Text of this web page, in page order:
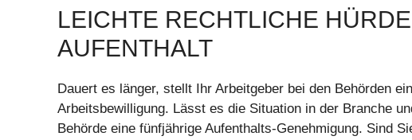
LEICHTE RECHTLICHE
AUFENTHALT
Dauert es länger, stellt Ihr Arbeitgeber bei den Behörden
Arbeitsbewilligung. Lässt es die Situation in der Branche
Behörde eine fünfjährige Aufenthalts-Genehmigung. Sind